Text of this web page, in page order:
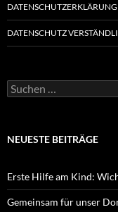
DATENSCHUTZERKLÄRUNG
DATENSCHUTZ
Suchen
nach:
NEUESTE BEITRÄGE
Erste Hilfe am Kind:
Gemeinsam für unser